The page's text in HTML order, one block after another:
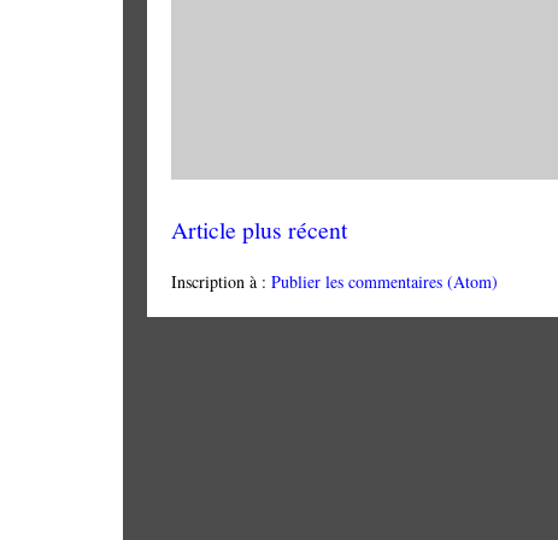
Article plus récent
Inscription à : Publier les commentaires (Atom)